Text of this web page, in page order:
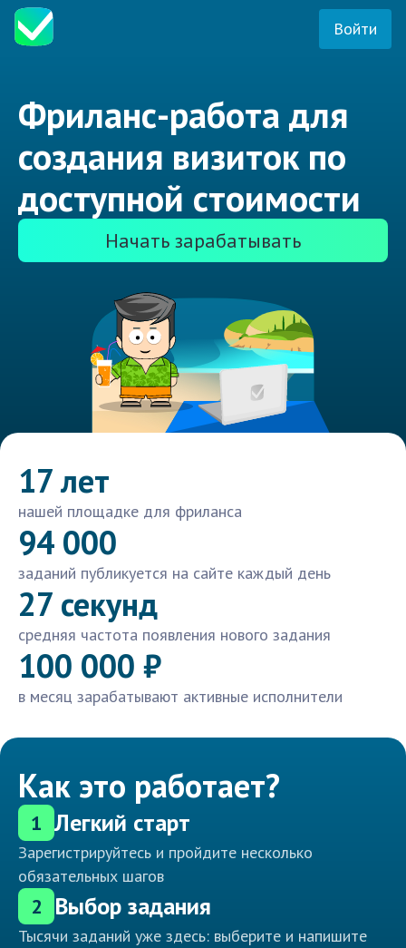
Войти
Фриланс-работа для
создания визиток по
доступной стоимости
Начать зарабатывать
17 лет
нашей площадке для фриланса
94 000
заданий публикуется на сайте каждый день
27 секунд
средняя частота появления нового задания
100 000 ₽
в месяц зарабатывают активные исполнители
Как это работает?
1 Легкий старт
Зарегистрируйтесь и пройдите несколько
обязательных шагов
2 Выбор задания
Тысячи заданий уже здесь: выберите и напишите